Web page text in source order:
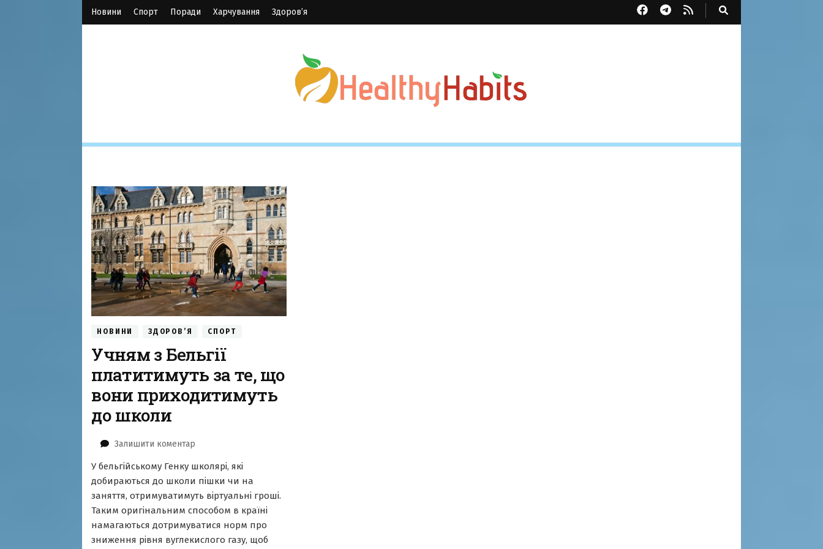
Новини Спорт Поради Харчування Здоров’я
Healthy Habits
НОВИНИ ЗДОРОВ’Я СПОРТ
Учням з Бельгії
платитимуть за те, що
вони приходитимуть
до школи
Залишити коментар
з
Бельгії
платитимуть
за
вони
У бельгійському Генку школярі, які
добираються до школи пішки чи на
заняття, отримуватимуть віртуальні гроші.
Таким оригінальним способом в країні
намагаються дотримуватися норм про
зниження рівня вуглекислого газу, щоб